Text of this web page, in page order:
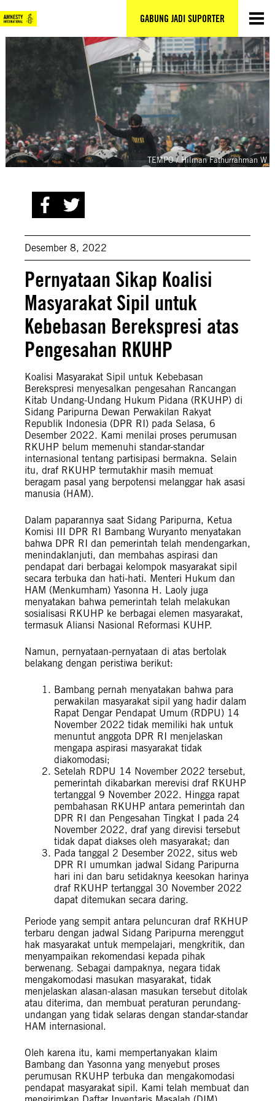
GABUNG JADI SUPORTER
ke
konten
TEMPO / Hilman Fathurrahman W
Desember 8, 2022
Pernyataan Sikap Koalisi
Masyarakat Sipil untuk
Kebebasan Berekspresi atas
Pengesahan RKUHP
Koalisi Masyarakat Sipil untuk Kebebasan
Berekspresi menyesalkan pengesahan Rancangan
Kitab Undang-Undang Hukum Pidana (RKUHP) di
Sidang Paripurna Dewan Perwakilan Rakyat
Republik Indonesia (DPR RI) pada Selasa, 6
Desember 2022. Kami menilai proses perumusan
RKUHP belum memenuhi standar-standar
internasional tentang partisipasi bermakna. Selain
itu, draf RKUHP termutakhir masih memuat
beragam pasal yang berpotensi melanggar hak asasi
manusia (HAM).
Dalam paparannya saat Sidang Paripurna, Ketua
Komisi III DPR RI Bambang Wuryanto menyatakan
bahwa DPR RI dan pemerintah telah mendengarkan,
menindaklanjuti, dan membahas aspirasi dan
pendapat dari berbagai kelompok masyarakat sipil
secara terbuka dan hati-hati. Menteri Hukum dan
HAM (Menkumham) Yasonna H. Laoly juga
menyatakan bahwa pemerintah telah melakukan
sosialisasi RKUHP ke berbagai elemen masyarakat,
termasuk Aliansi Nasional Reformasi KUHP.
Namun, pernyataan-pernyataan di atas bertolak
belakang dengan peristiwa berikut:
Bambang pernah menyatakan bahwa para
perwakilan masyarakat sipil yang hadir dalam
Rapat Dengar Pendapat Umum (RDPU) 14
November 2022 tidak memiliki hak untuk
menuntut anggota DPR RI menjelaskan
mengapa aspirasi masyarakat tidak
diakomodasi;
Setelah RDPU 14 November 2022 tersebut,
pemerintah dikabarkan merevisi draf RKUHP
tertanggal 9 November 2022. Hingga rapat
pembahasan RKUHP antara pemerintah dan
DPR RI dan Pengesahan Tingkat I pada 24
November 2022, draf yang direvisi tersebut
tidak dapat diakses oleh masyarakat; dan
Pada tanggal 2 Desember 2022, situs web
DPR RI umumkan jadwal Sidang Paripurna
hari ini dan baru setidaknya keesokan harinya
draf RKUHP tertanggal 30 November 2022
dapat ditemukan secara daring.
Periode yang sempit antara peluncuran draf RKHUP
terbaru dengan jadwal Sidang Paripurna merenggut
hak masyarakat untuk mempelajari, mengkritik, dan
menyampaikan rekomendasi kepada pihak
berwenang. Sebagai dampaknya, negara tidak
mengakomodasi masukan masyarakat, tidak
menjelaskan alasan-alasan masukan tersebut ditolak
atau diterima, dan membuat peraturan perundang-
undangan yang tidak selaras dengan standar-standar
HAM internasional.
Oleh karena itu, kami mempertanyakan klaim
Bambang dan Yasonna yang menyebut proses
perumusan RKUHP terbuka dan mengakomodasi
pendapat masyarakat sipil. Kami telah membuat dan